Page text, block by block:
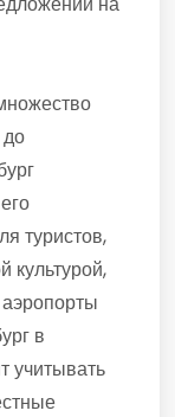
туристов,
культурой,
в
учитывать